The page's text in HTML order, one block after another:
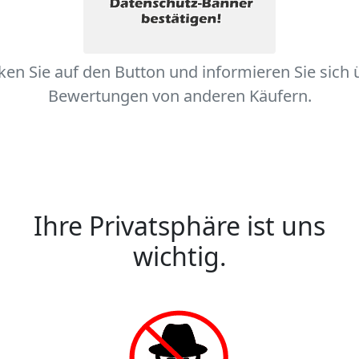
Sie auf den Button und informieren Sie sich
Bewertungen von anderen Käufern.
Ihre Privatsphäre ist uns
wichtig.